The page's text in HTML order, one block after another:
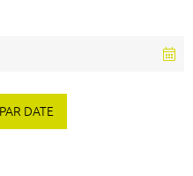
DATE